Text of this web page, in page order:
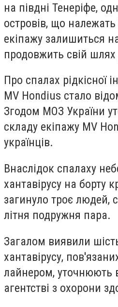
на півдні Тенеріфе,
островів, що належать
екіпажу залишиться
продовжить свій шлях
Про спалах рідкісної
MV Hondius стало
Згодом МОЗ України
складу екіпажу MV
українців.
Внаслідок спалаху
хантавірусу на борту
загинуло троє людей,
літня подружня пара.
Загалом виявили
хантавірусу,
лайнером, уточнюють
агентстві з охорони